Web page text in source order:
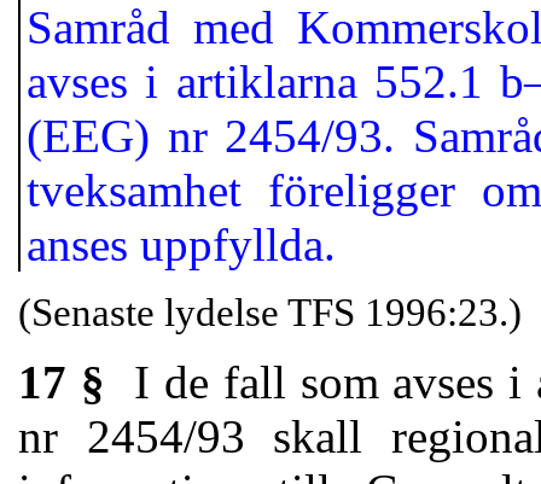
Samråd med
avses i artiklarna
(EEG) nr 2454/93.
tveksamhet föreligger
anses uppfyllda.
(Senaste lydelse TFS 1996:23.)
17 § I de fall som avses
nr 2454/93 skall